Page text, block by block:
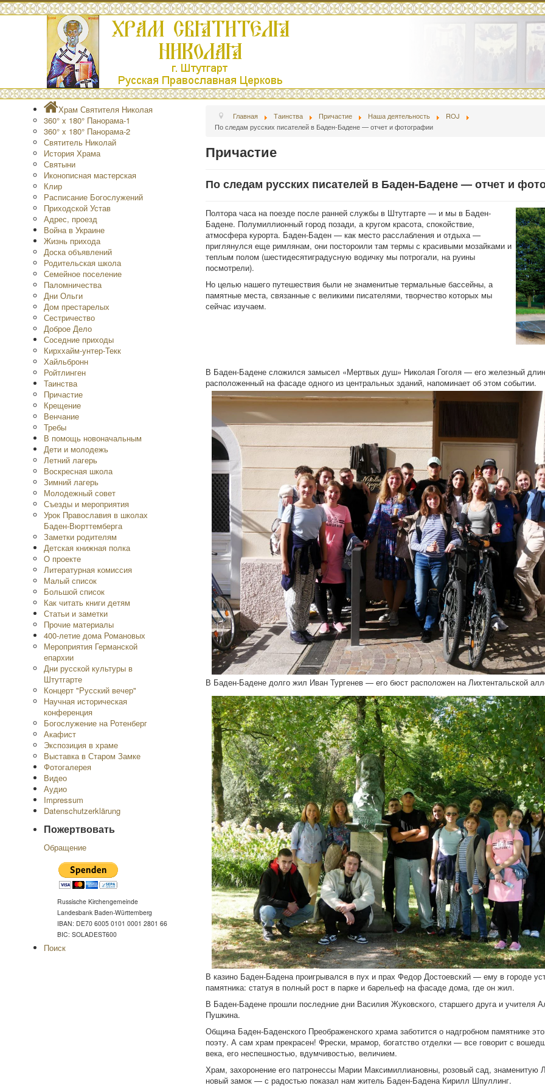
Храм Святителя Николая
360° x 180° Панорама-1
360° x 180° Панорама-2
Святитель Николай
История Храма
Святыни
Иконописная мастерская
Клир
Расписание Богослужений
Приходской Устав
Адрес, проезд
Война в Украине
Жизнь прихода
Доска объявлений
Родительская школа
Семейное поселение
Паломничества
Дни Ольги
Дом престарелых
Сестричество
Доброе Дело
Соседние приходы
Кирххайм-унтер-Текк
Хайльбронн
Ройтлинген
Таинства
Причастие
Крещение
Венчание
Требы
В помощь новоначальным
Дети и молодежь
Летний лагерь
Воскресная школа
Зимний лагерь
Молодежный совет
Съезды и мероприятия
Урок Православия в школах
Баден-Вюрттемберга
Заметки родителям
Детская книжная полка
O проекте
Литературная комиссия
Малый список
Большой список
Как читать книги детям
Статьи и заметки
Прочие материалы
400-летие дома Романовых
Мероприятия Германской
епархии
Дни русской культуры в
Штутгарте
Концерт "Русский вечер"
Научная историческая
конференция
Богослужение на Ротенберг
Акафист
Экспозиция в храме
Выставка в Старом Замке
Фотогалерея
Видео
Аудио
Impressum
Datenschutzerklärung
Пожертвовать
Обращение
Russische Kirchengemeinde
Landesbank Baden-Württemberg
IBAN: DE70 6005 0101 0001 2801 66
BIC: SOLADEST600
Поиск
Главная Таинства Причастие Наша деятельность
ROJ
По следам русских писателей в Баден-Бадене — отчет и фотографии
Причастие
По следам русских писателей в Баден-Бадене — отчет и
Полтора часа на поезде после ранней службы в Штутгарте — и мы в Баден-
Бадене. Полумиллионный город позади, а кругом красота, спокойствие,
атмосфера курорта. Баден-Баден — как место расслабления и отдыха —
приглянулся еще римлянам, они постороили там термы с красивыми мозайками и
теплым полом (шестидесятиградусную водичку мы потрогали, на руины
посмотрели).
Но целью нашего путешествия были не знаменитые термальные бассейны, а
памятные места, связанные с великими писателями, творчество которых мы
сейчас изучаем.
В Баден-Бадене сложился замысел «Мертвых душ» Николая Гоголя — его железный
расположенный на фасаде одного из центральных зданий, напоминает об этом событии.
В Баден-Бадене долго жил Иван Тургенев — его бюст расположен на Лихтентальской
В казино Баден-Бадена проигрывался в пух и прах Федор Достоевский — ему в городе
памятника: статуя в полный рост в парке и барельеф на фасаде дома, где он жил.
В Баден-Бадене прошли последние дни Василия Жуковского, старшего друга и учителя
Пушкина.
Община Баден-Баденского Преображенского храма заботится о надгробном памятнике
поэту. А сам храм прекрасен! Фрески, мрамор, богатство отделки — все говорит с
века, его неспешностью, вдумчивостью, величием.
Храм, захоронение его патронессы Марии Максимиллиановны, розовый сад, знаменитую
новый замок — с радостью показал нам житель Баден-Бадена Кирилл Шпуллинг.